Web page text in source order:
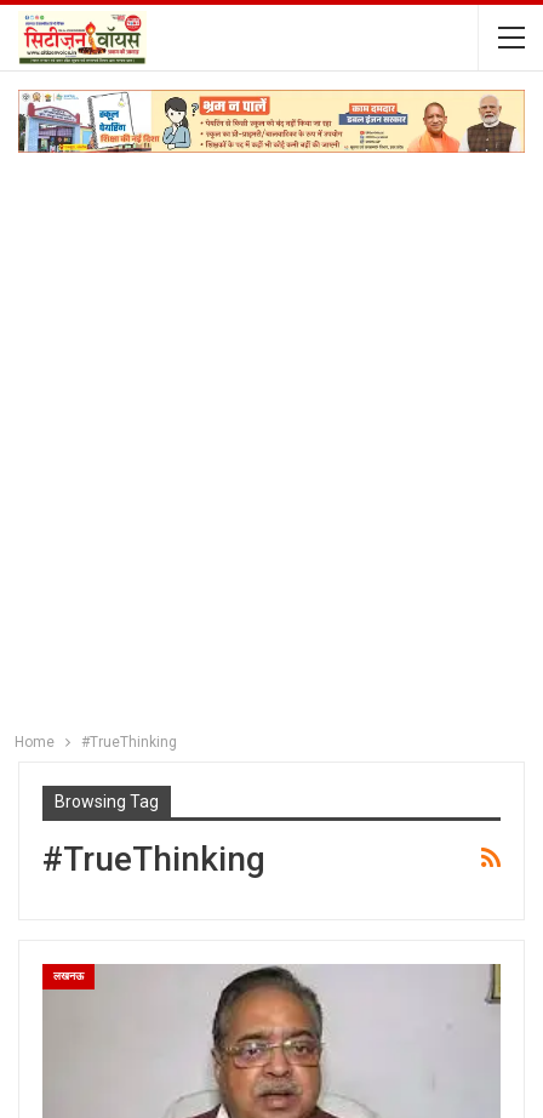
Home #TrueThinking
Browsing Tag
#TrueThinking
लखनऊ